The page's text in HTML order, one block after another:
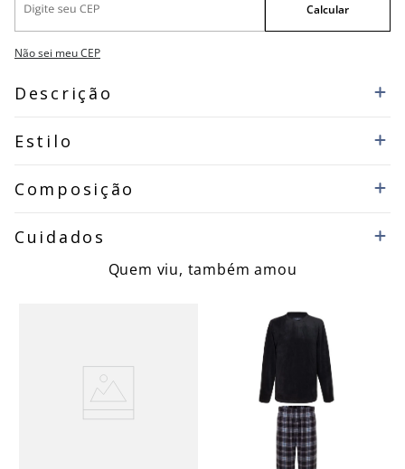
Não sei meu CEP
Descrição
Estilo
Composição
Cuidados
Quem viu, também amou